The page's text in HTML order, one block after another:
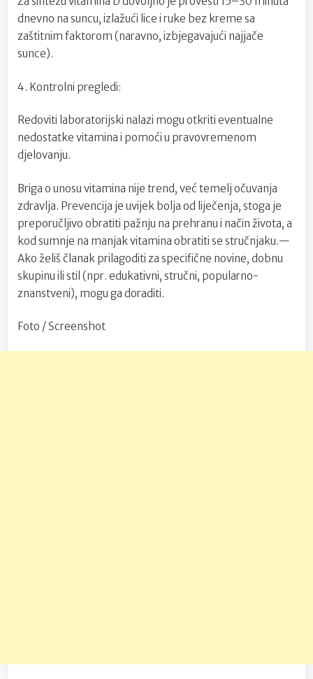
dnevno na suncu, izlažući lice i ruke bez kreme sa
zaštitnim faktorom (naravno, izbjegavajući najjače
sunce).
4. Kontrolni pregledi:
Redoviti laboratorijski nalazi mogu otkriti eventualne
nedostatke vitamina i pomoći u pravovremenom
djelovanju.
Briga o unosu vitamina nije trend, već temelj očuvanja
zdravlja. Prevencija je uvijek bolja od liječenja, stoga je
preporučljivo obratiti pažnju na prehranu i način života, a
kod sumnje na manjak vitamina obratiti se stručnjaku.—
Ako želiš članak prilagoditi za specifične novine, dobnu
skupinu ili stil (npr. edukativni, stručni, popularno-
znanstveni), mogu ga doraditi.
Foto / Screenshot